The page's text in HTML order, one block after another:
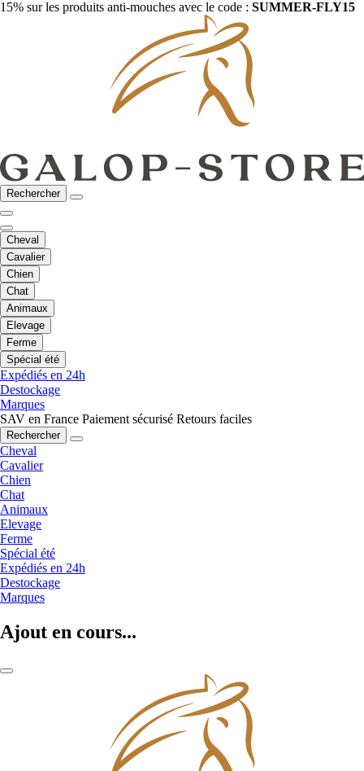
15% sur les produits anti-mouches avec le code : SUMMER-FLY15
Rechercher
Cheval
Cavalier
Chien
Chat
Animaux
Elevage
Ferme
Spécial été
Expédiés en 24h
Destockage
Marques
SAV en France Paiement sécurisé Retours faciles
Rechercher
Cheval
Cavalier
Chien
Chat
Animaux
Elevage
Ferme
Spécial été
Expédiés en 24h
Destockage
Marques
Ajout en cours...